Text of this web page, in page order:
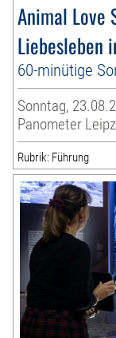
Animal Love
Liebesleben
60-minütige
Sonntag,
Panometer
Rubrik: Führung